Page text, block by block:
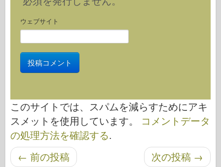
ウェブサイト
このサイトでは、スパムを減らすためにアキ
スメットを使用しています。
コメントデータ
の処理方法を確認する.
投稿ナビゲーション 次の投稿 →
← 前の投稿